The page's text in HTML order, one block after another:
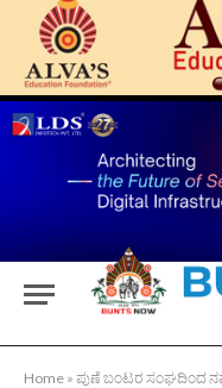
Home » ಪುಣೆ ಬಂಟರ ಸಂಘದಿಂದ